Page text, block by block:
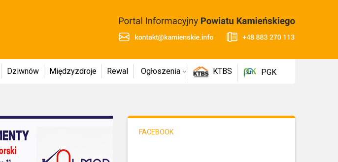
Dziwnów Międzyzdroje Rewal Ogłoszenia KTBS PGK
FACEBOOK